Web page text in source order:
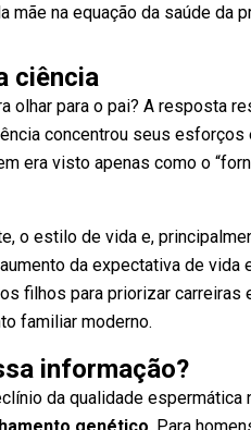
mãe na equação da saúde da
ciência
olhar para o pai? A resposta
concentrou seus
era visto apenas como o
o estilo de vida e,
da expectativa de
filhos para priorizar
familiar moderno.
informação?
da qualidade espermática